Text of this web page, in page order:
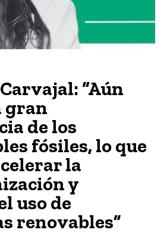
“Aún
gran
de los
fósiles, lo que
la
y
uso de
renovables”